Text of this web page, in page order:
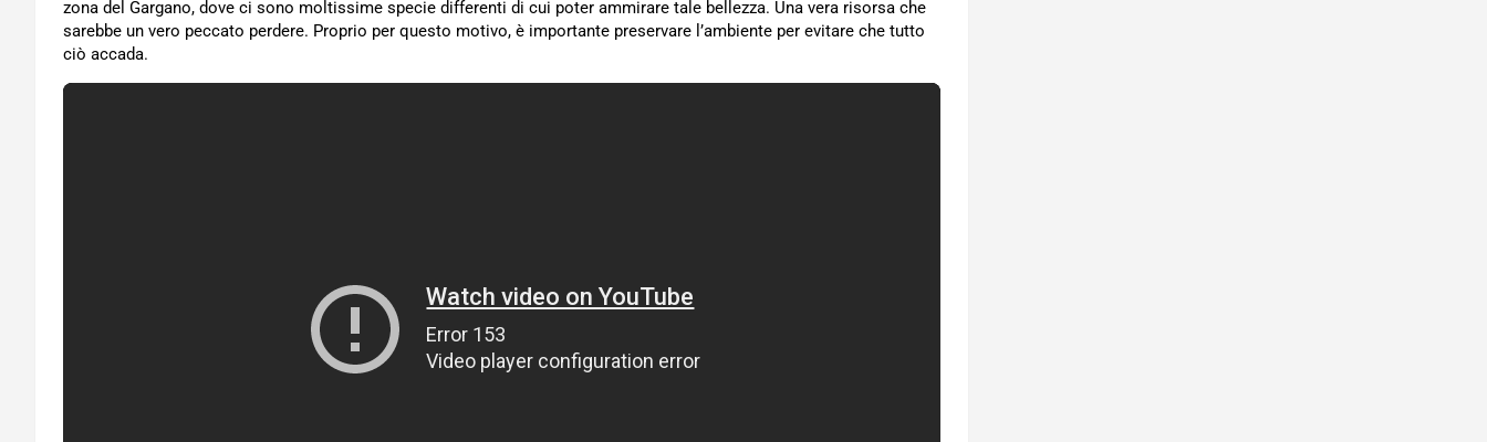
zona del Gargano, dove ci sono moltissime specie differenti di cui poter ammirare tale bellezza. Una vera risorsa che
sarebbe un vero peccato perdere. Proprio per questo motivo, è importante preservare l’ambiente per evitare che tutto
ciò accada.